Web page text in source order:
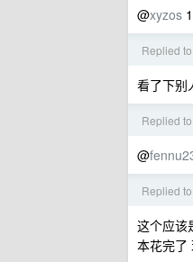
@xyzos
Replied
看了下别
Replied
@
Replied
这个应该
本花完了